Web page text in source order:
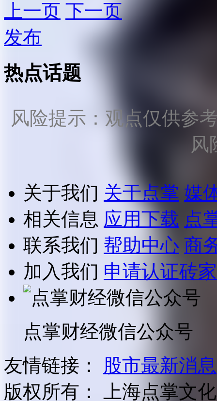
上一页 下一页
发布
热点话题
风险提示：观点仅供参
风
关于我们 关于点掌 媒
相关信息 应用下载 点
联系我们 帮助中心 商
加入我们 申请认证砖家
点掌财经微信公众号
友情链接：
股市最新消息
版权所有：
上海点掌文